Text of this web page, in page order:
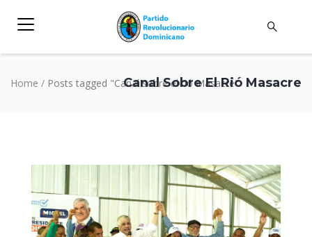
Canal Sobre El Rió Masacre
Home / Posts tagged "Canal sobre el rió Masacre"